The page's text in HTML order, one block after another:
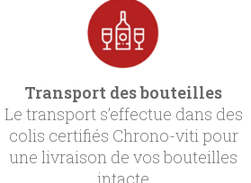
Transport des bouteilles
Le transport s’effectue dans des
colis certifiés Chrono-viti pour
une livraison de vos bouteilles
intacte